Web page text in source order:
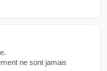
ne sont jamais